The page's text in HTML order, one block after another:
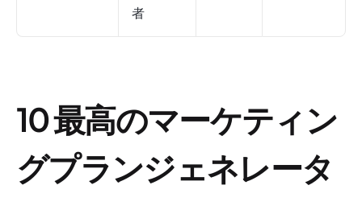
者
10 最高のマーケティン
グプランジェネレータ